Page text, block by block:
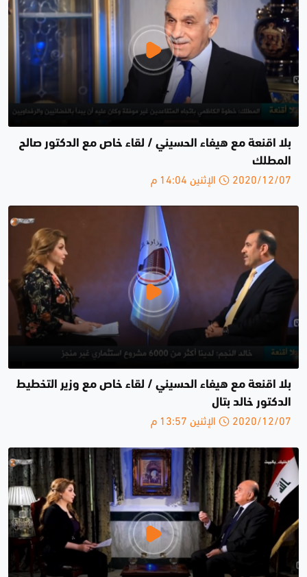
بلا اقنعة مع هيفاء الحسيني / لقاء خاص مع الدكتور صالح
المطلك
2020/12/07 الإثنين 14:04 م
بلا اقنعة مع هيفاء الحسيني / لقاء خاص مع وزير التخطيط
الدكتور خالد بتال
2020/12/07 الإثنين 13:57 م